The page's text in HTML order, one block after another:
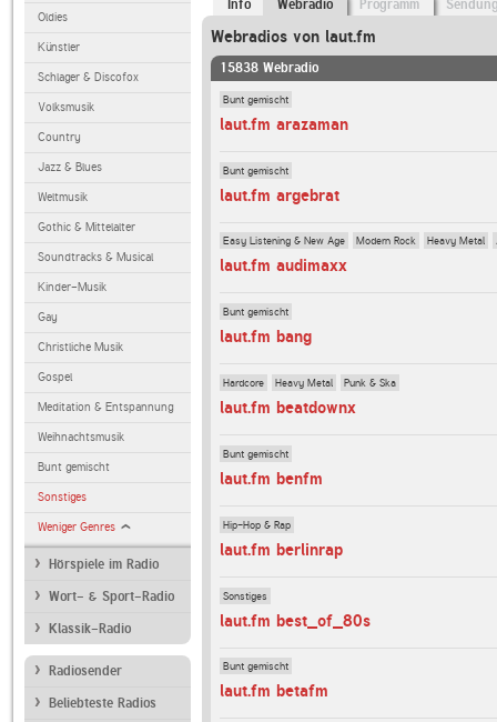
Oldies
Künstler
Schlager & Discofox
Volksmusik
Country
Jazz & Blues
Weltmusik
Gothic & Mittelalter
Soundtracks & Musical
Kinder-Musik
Gay
Christliche Musik
Gospel
Meditation & Entspannung
Weihnachtsmusik
Bunt gemischt
Sonstiges
Weniger Genres
Hörspiele im Radio
Wort- & Sport-Radio
Klassik-Radio
Radiosender
Beliebteste Radios
Info Webradio Programm
Webradios von laut.fm
15838 Webradio
Bunt gemischt
laut.fm arazaman
Bunt gemischt
laut.fm argebrat
Easy Listening & New Age Modern Rock Heavy Metal
laut.fm audimaxx
Bunt gemischt
laut.fm bang
Hardcore Heavy Metal Punk & Ska
laut.fm beatdownx
Bunt gemischt
laut.fm benfm
Hip-Hop & Rap
laut.fm berlinrap
Sonstiges
laut.fm best_of_80s
Bunt gemischt
laut.fm betafm